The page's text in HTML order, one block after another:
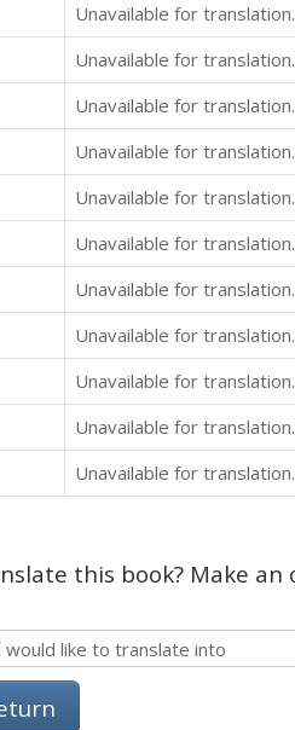
Unavailable for translation.
Unavailable for translation.
Unavailable for translation.
Unavailable for translation.
Unavailable for translation.
Unavailable for translation.
Unavailable for translation.
Unavailable for translation.
Unavailable for translation.
Unavailable for translation.
Unavailable for translation.
this book? Make